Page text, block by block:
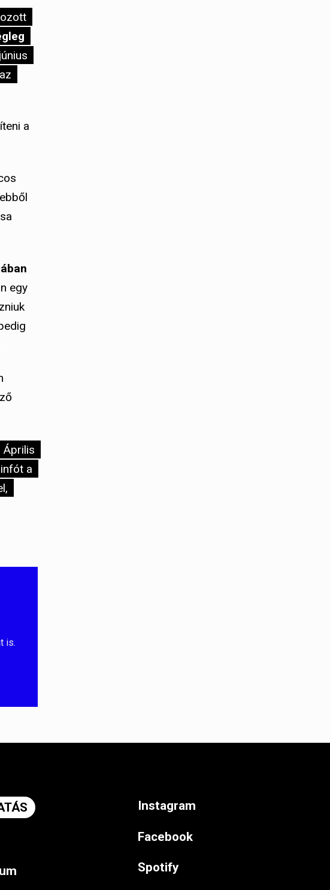
a
egy
Április
a
is.
Instagram
Facebook
Spotify